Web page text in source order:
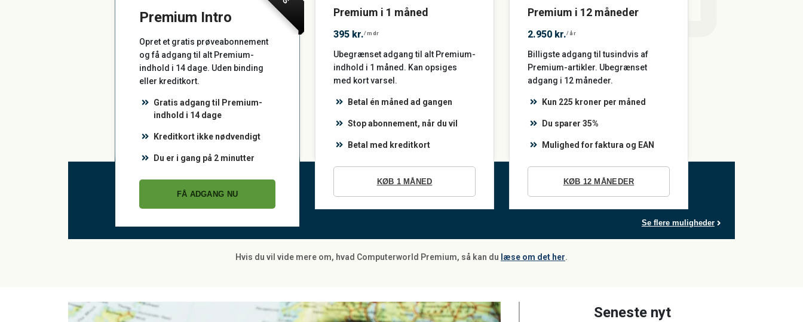
Premium Intro
Opret et gratis prøveabonnement
og få adgang til alt Premium-
indhold i 14 dage. Uden binding
eller kreditkort.
Gratis adgang til Premium-
indhold i 14 dage
Kreditkort ikke nødvendigt
Du er i gang på 2 minutter
FÅ ADGANG NU
Premium i 1 måned
395 kr./mdr
Ubegrænset adgang til alt Premium-
indhold i 1 måned. Kan opsiges
med kort varsel.
Betal én måned ad gangen
Stop abonnement, når du vil
Betal med kreditkort
KØB 1 MÅNED
Premium i 12 måneder
2.950 kr./år
Billigste adgang til tusindvis af
Premium-artikler. Ubegrænset
adgang i 12 måneder.
Kun 225 kroner per måned
Du sparer 35%
Mulighed for faktura og EAN
KØB 12 MÅNEDER
Se flere muligheder
Hvis du vil vide mere om, hvad Computerworld Premium, så kan du læse om det her.
Seneste nyt